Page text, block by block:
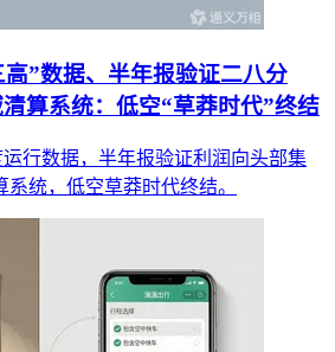
”数据、半年报验证二八分
算系统：低空“草莽时代”终结
行数据，半年报验证利润向头部集
统，低空草莽时代终结。